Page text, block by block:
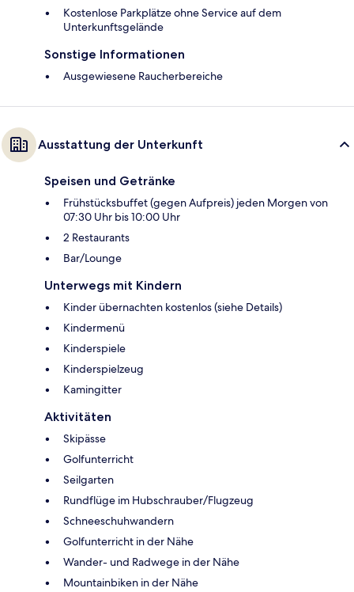
Kostenlose Parkplätze ohne Service auf dem
Unterkunftsgelände
Sonstige Informationen
Ausgewiesene Raucherbereiche
Ausstattung der Unterkunft
Speisen und Getränke
Frühstücksbuffet (gegen Aufpreis) jeden Morgen von
07:30 Uhr bis 10:00 Uhr
2 Restaurants
Bar/Lounge
Unterwegs mit Kindern
Kinder übernachten kostenlos (siehe Details)
Kindermenü
Kinderspiele
Kinderspielzeug
Kamingitter
Aktivitäten
Skipässe
Golfunterricht
Seilgarten
Rundflüge im Hubschrauber/Flugzeug
Schneeschuhwandern
Golfunterricht in der Nähe
Wander- und Radwege in der Nähe
Mountainbiken in der Nähe